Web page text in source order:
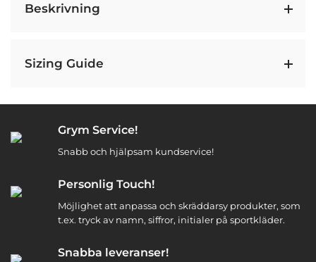
Beskrivning
Sizing Guide
Grym Service!
Snabb och hjälpsam kundservice!
Personlig Touch!
Möjlighet att anpassa och skräddarsy produkter, som
t.ex. tryck av namn, siffror, initialer på sportkläder.
Snabba leveranser!